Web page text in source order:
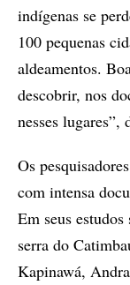
indígenas se
100 pequenas
aldeamentos.
descobrir, nos
nesses
Os
com intensa
Em seus
serra do
Kapinawá,